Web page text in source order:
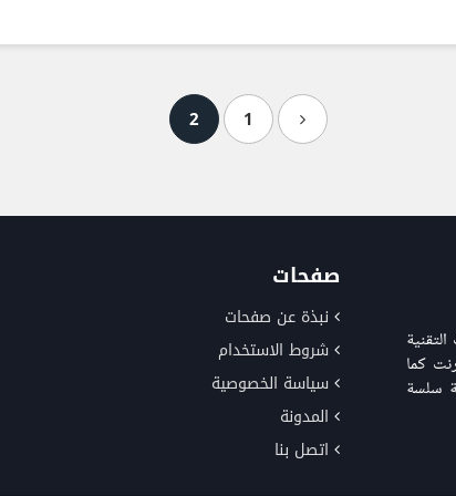
1
2
كما
سلسة
صفحات
نبذة عن صفحات
شروط الاستخدام
سياسة الخصوصية
المدونة
اتصل بنا